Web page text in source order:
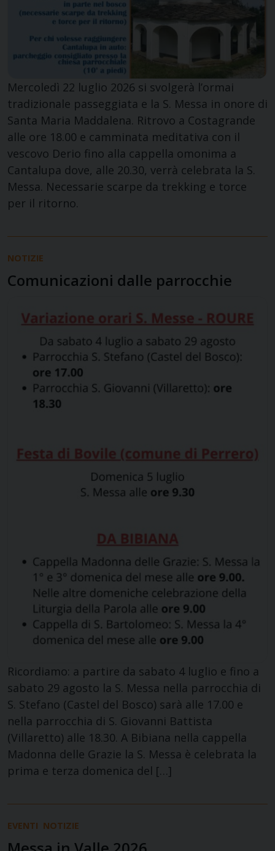
Mercoledì 22 luglio 2026 si svolgerà l’ormai
tradizionale passeggiata e la S. Messa in onore di
Santa Maria Maddalena. Ritrovo a Costagrande
alle ore 18.00 e camminata meditativa con il
vescovo Derio fino alla cappella omonima a
Cantalupa dove, alle 20.30, verrà celebrata la S.
Messa. Necessarie scarpe da trekking e torce
per il ritorno.
NOTIZIE
Comunicazioni dalle parrocchie
Ricordiamo: a partire da sabato 4 luglio e fino a
sabato 29 agosto la S. Messa nella parrocchia di
S. Stefano (Castel del Bosco) sarà alle 17.00 e
nella parrocchia di S. Giovanni Battista
(Villaretto) alle 18.30. A Bibiana nella cappella
Madonna delle Grazie la S. Messa è celebrata la
prima e terza domenica del […]
EVENTI NOTIZIE